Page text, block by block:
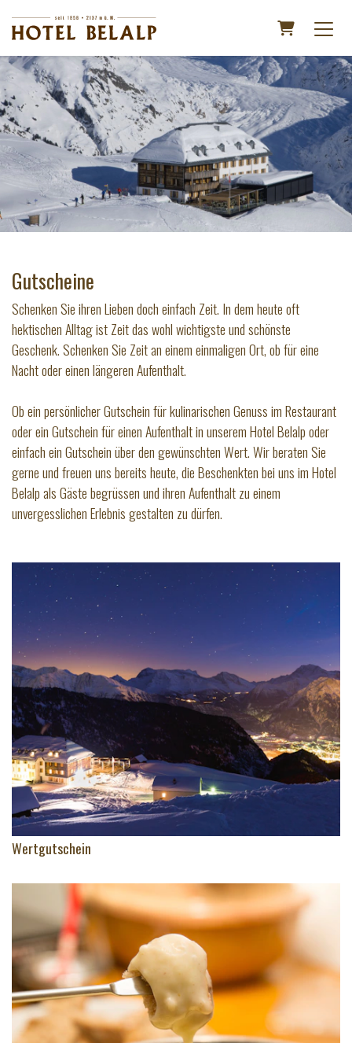
Warenkorb
Gutscheine
Schenken Sie ihren Lieben doch einfach Zeit. In dem heute oft
hektischen Alltag ist Zeit das wohl wichtigste und schönste
Geschenk. Schenken Sie Zeit an einem einmaligen Ort, ob für eine
Nacht oder einen längeren Aufenthalt.
Ob ein persönlicher Gutschein für kulinarischen Genuss im Restaurant
oder ein Gutschein für einen Aufenthalt in unserem Hotel Belalp oder
einfach ein Gutschein über den gewünschten Wert. Wir beraten Sie
gerne und freuen uns bereits heute, die Beschenkten bei uns im Hotel
Belalp als Gäste begrüssen und ihren Aufenthalt zu einem
unvergesslichen Erlebnis gestalten zu dürfen.
Wertgutschein